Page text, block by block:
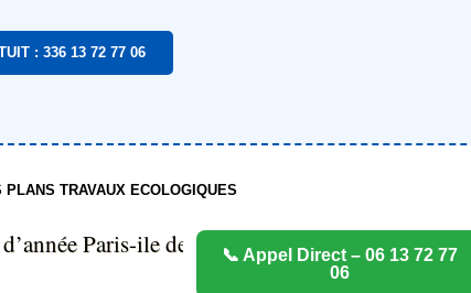
: 336 13 72 77 06
TRAVAUX ECOLOGIQUES
Paris-ile de
📞 Appel Direct – 06 13 72 77
06